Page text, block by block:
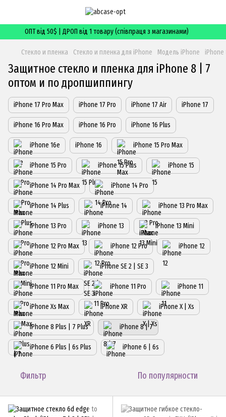
ОПТ від 50$ | ДРОП від 1 товару (співпраця з магазинами)
Стекло и пленка Стекло и пленка для iPhone Модель iPhone
Защитное стекло и пленка для iPhone 8 | 7
оптом и по дропшиппингу
iPhone 17 Pro Max iPhone 17 Pro iPhone 17 Air iPhone 17
iPhone 16 Pro Max iPhone 16 Pro iPhone 16 Plus
iPhone 16e iPhone 16 iPhone 15 Pro Max
iPhone 15 Pro iPhone 15 Plus iPhone 15
iPhone 14 Pro Max iPhone 14 Pro
iPhone 14 Plus iPhone 14 iPhone 13 Pro Max
iPhone 13 Pro iPhone 13 iPhone 13 Mini
iPhone 12 Pro Max iPhone 12 Pro iPhone 12
iPhone 12 Mini iPhone SE 2 | SE 3
iPhone 11 Pro Max iPhone 11 Pro iPhone 11
iPhone Xs Max iPhone XR iPhone X | Xs
iPhone 8 Plus | 7 Plus iPhone 8 | 7
iPhone 6 Plus | 6s Plus iPhone 6 | 6s
Фильтр По популярности